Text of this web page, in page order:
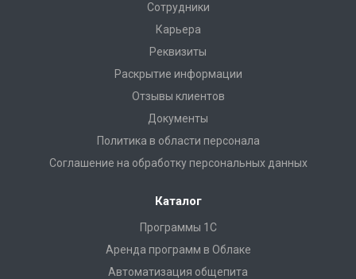
Сотрудники
Карьера
Реквизиты
Раскрытие информации
Отзывы клиентов
Документы
Политика в области персонала
Соглашение на обработку персональных данных
Каталог
Программы 1С
Аренда программ в Облаке
Автоматизация общепита